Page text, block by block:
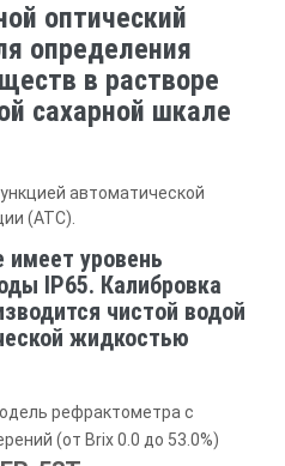
оптический
определения
в растворе
сахарной шкале
автоматической
(ATC).
имеет уровень
IP65. Калибровка
чистой водой
жидкостью
рефрактометра с
(от Brix 0.0 до 53.0%)